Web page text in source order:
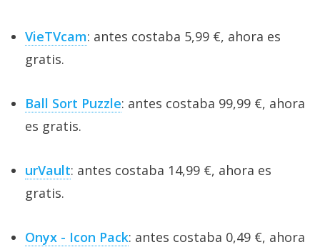
VieTVcam: antes costaba 5,99 €, ahora es
gratis.
Ball Sort Puzzle: antes costaba 99,99 €, ahora
es gratis.
urVault: antes costaba 14,99 €, ahora es
gratis.
Onyx - Icon Pack: antes costaba 0,49 €, ahora